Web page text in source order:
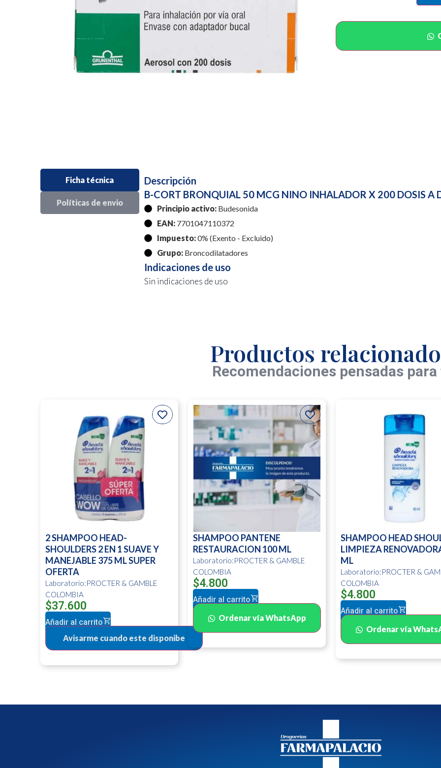
Ficha técnica
Políticas de envio
Descripción
B-CORT BRONQUIAL 50 MCG NINO INHALADOR X 200 DOSIS A
Principio activo:Budesonida
EAN:7701047110372
Impuesto:0% (Exento - Excluido)
Grupo:Broncodilatadores
Indicaciones de uso
Sin indicaciones de uso
Productos
Recomendaciones pensadas
2 SHAMPOO HEAD-
SHOULDERS 2 EN 1 SUAVE Y
MANEJABLE 375 ML SUPER
OFERTA
Laboratorio:PROCTER & GAMBLE
COLOMBIA
$37.600
Añadir al carrito
SHAMPOO PANTENE
RESTAURACION 100 ML
Laboratorio:PROCTER & GAMBLE
COLOMBIA
$4.800
Añadir al carrito
Ordenar vía WhatsApp
SHAMPOO HEAD
LIMPIEZA
ML
Laboratorio:PROCTER &
COLOMBIA
$4.800
Añadir al carrito
Ordenar vía